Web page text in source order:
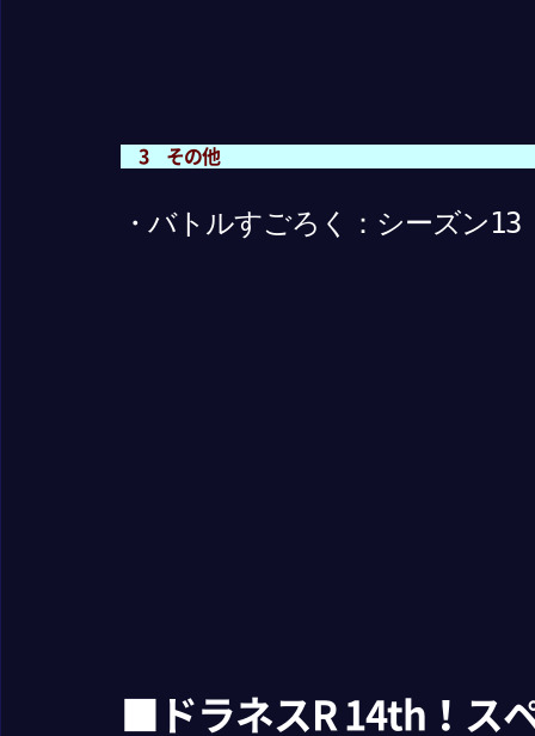
3 その他
・バトルすごろく：シーズン
■ドラネスR 14th！ス